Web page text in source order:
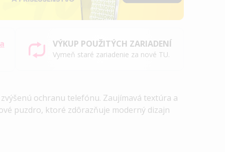
VÝKUP POUŽITÝCH ZARIADENÍ
Vymeň staré zariadenie za nové TU.
ochranu telefónu. Zaujímavá textúra a
puzdro, ktoré zdôrazňuje moderný dizajn